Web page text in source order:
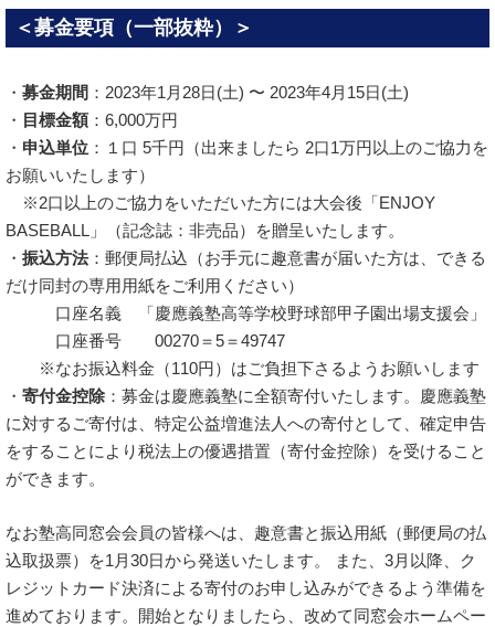
＜募金要項（一部抜粋）＞
・ 募金期間 ：2023年1月28日(土) 〜 2023年4月15日(土)
・ 目標金額：6,000万円
・ 申込単位 ：１口 5千円（出来ましたら 2口1万円以上のご協力を
お願いいたします）
※2口以上のご協力をいただいた方には大会後「ENJOY
BASEBALL」（記念誌：非売品）を贈呈いたします。
・ 振込方法：郵便局払込（お手元に趣意書が届いた方は、できる
だけ同封の専用用紙をご利用ください）
口座名義 「慶應義塾高等学校野球部甲子園出場支援会」
口座番号 00270＝5＝49747
※なお振込料金（110円）はご負担下さるようお願いします
・ 寄付金控除 ：募金は慶應義塾に全額寄付いたします。慶應義塾
に対するご寄付は、特定公益増進法人への寄付として、確定申告
をすることにより税法上の優遇措置（寄付金控除）を受けること
ができます。
なお塾高同窓会会員の皆様へは、趣意書と振込用紙（郵便局の払
込取扱票）を1月30日から発送いたします。 また、3月以降、ク
レジットカード決済による寄付のお申し込みができるよう準備を
進めております。開始となりましたら、改めて同窓会ホームペー